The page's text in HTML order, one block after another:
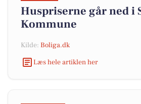
Huspriserne går ned i
Kommune
Kilde: Boliga.dk
Læs hele artiklen her